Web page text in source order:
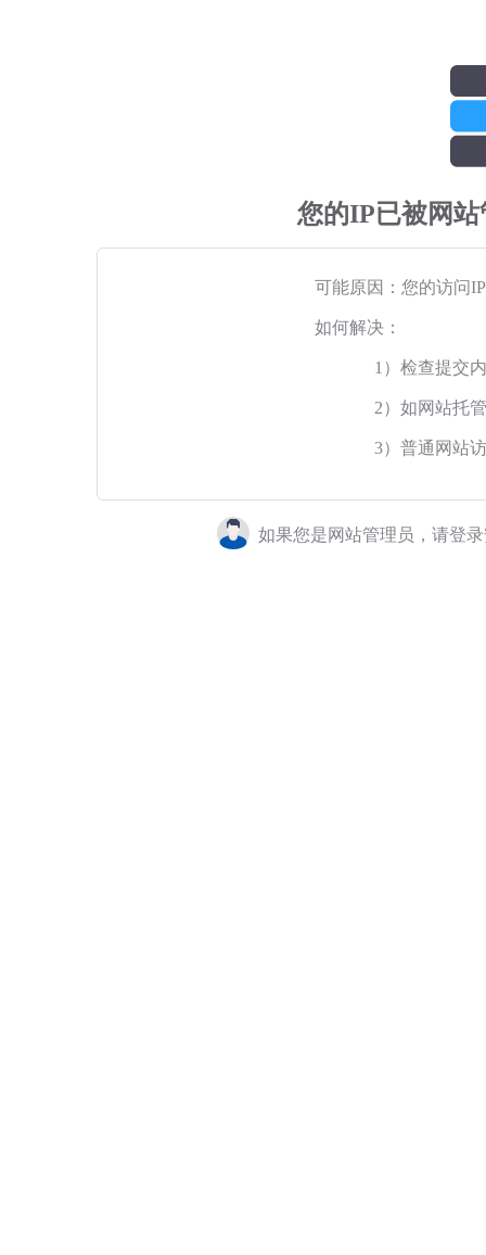
您的IP已被网
可能原因：您的访问
如何解决：
1）检查提交
2）如网站托
3）普通网站
如果您是网站管理员，请登